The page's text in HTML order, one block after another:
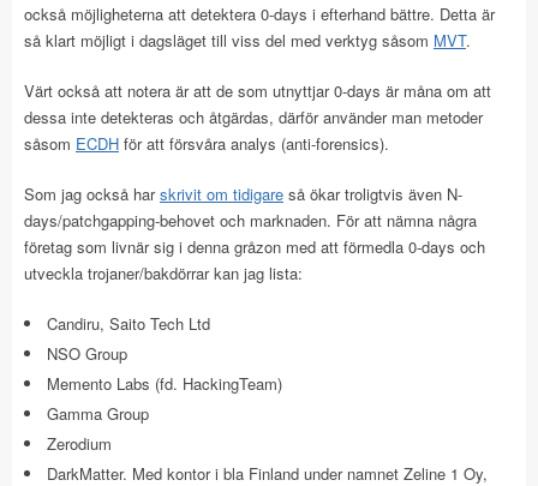
också möjligheterna att detektera 0-days i efterhand bättre. Detta är
så klart möjligt i dagsläget till viss del med verktyg såsom MVT.
Värt också att notera är att de som utnyttjar 0-days är måna om att
dessa inte detekteras och åtgärdas, därför använder man metoder
såsom ECDH för att försvåra analys (anti-forensics).
Som jag också harskrivit om tidigare så ökar troligtvis även N-
days/patchgapping-behovet och marknaden. För att nämna några
företag som livnär sig i denna gråzon med att förmedla 0-days och
utveckla trojaner/bakdörrar kan jag lista:
Candiru, Saito Tech Ltd
NSO Group
Memento Labs (fd. HackingTeam)
Gamma Group
Zerodium
DarkMatter. Med kontor i bla Finland under namnet Zeline 1 Oy,